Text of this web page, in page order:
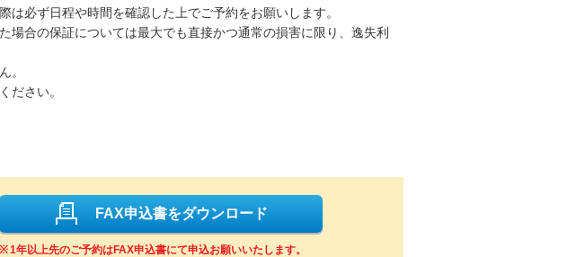
必ず日程や時間を確認した上でご予約をお願いします。
合の保証については最大でも直接かつ通常の損害に限り、逸失利
。
ださい。
FAX申込書をダウンロード
1年以上先のご予約はFAX申込書にて申込お願いいたします。